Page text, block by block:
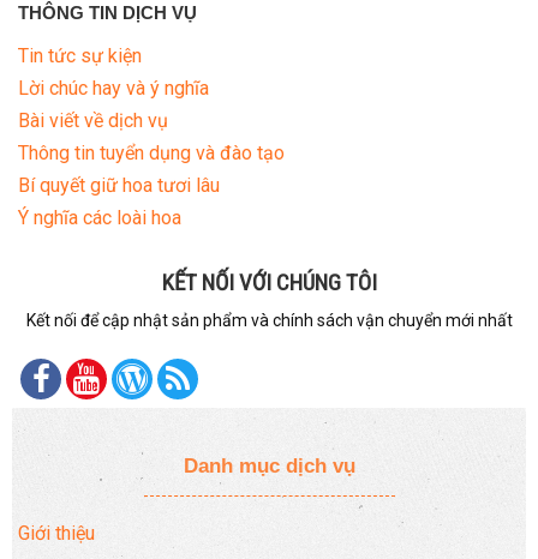
THÔNG TIN DỊCH VỤ
Tin tức sự kiện
Lời chúc hay và ý nghĩa
Bài viết về dịch vụ
Thông tin tuyển dụng và đào tạo
Bí quyết giữ hoa tươi lâu
Ý nghĩa các loài hoa
KẾT NỐI VỚI CHÚNG TÔI
Kết nối để cập nhật sản phẩm và chính sách vận chuyển mới nhất
Danh mục dịch vụ
Giới thiệu